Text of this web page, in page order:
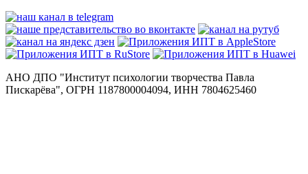
АНО ДПО "Институт психологии творчества Павла
Пискарёва", ОГРН 1187800004094, ИНН 7804625460